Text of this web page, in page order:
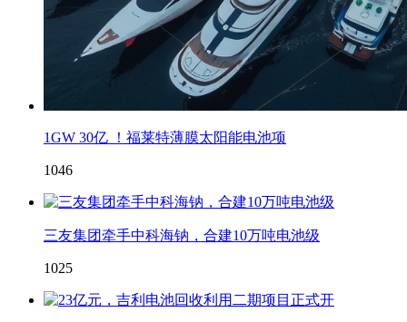
1GW 30亿 ！福莱特薄膜太阳能电池项
1046
三友集团牵手中科海钠，合建10万吨电池级
1025